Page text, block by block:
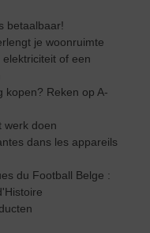
betaalbaar!
je woonruimte
of een
kopen? Reken op A-
werk doen
dans les appareils
du Football Belge :